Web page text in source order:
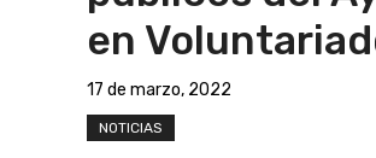
en
17 de marzo, 2022
NOTICIAS